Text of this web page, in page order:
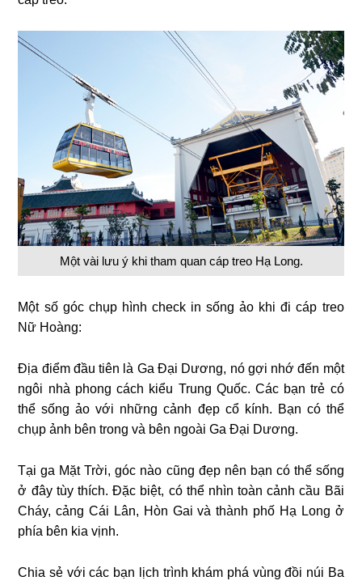
Một vài lưu ý khi tham quan cáp treo Hạ Long.
Một số góc chụp hình check in sống ảo khi đi cáp treo
Nữ Hoàng:
Địa điểm đầu tiên là Ga Đại Dương, nó gợi nhớ đến một
ngôi nhà phong cách kiểu Trung Quốc. Các bạn trẻ có
thể sống ảo với những cảnh đẹp cổ kính. Bạn có thể
chụp ảnh bên trong và bên ngoài Ga Đại Dương.
Tại ga Mặt Trời, góc nào cũng đẹp nên bạn có thể sống
ở đây tùy thích. Đặc biệt, có thể nhìn toàn cảnh cầu Bãi
Cháy, cảng Cái Lân, Hòn Gai và thành phố Hạ Long ở
phía bên kia vịnh.
Chia sẻ với các bạn lịch trình khám phá vùng đồi núi Ba